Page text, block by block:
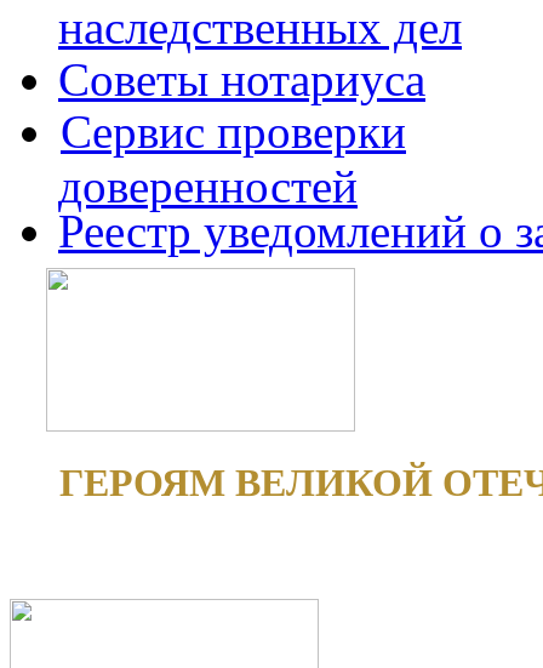
наследственных дел
Советы нотариуса
Сервис проверки
доверенностей
Реестр уведомлений о
ГЕРОЯМ ВЕЛИКОЙ